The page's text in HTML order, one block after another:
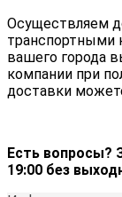
Осуществляем
транспортными
вашего города
компании при
доставки
Есть вопросы?
19:00 без